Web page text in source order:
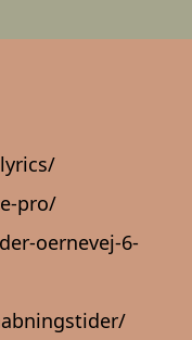
pro/
oernevej-6-